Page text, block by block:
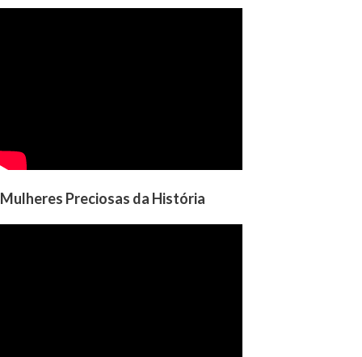
Mulheres Preciosas da História